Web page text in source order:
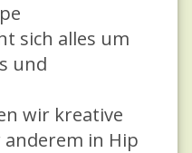
sich alles um
und
wir kreative
in Hip